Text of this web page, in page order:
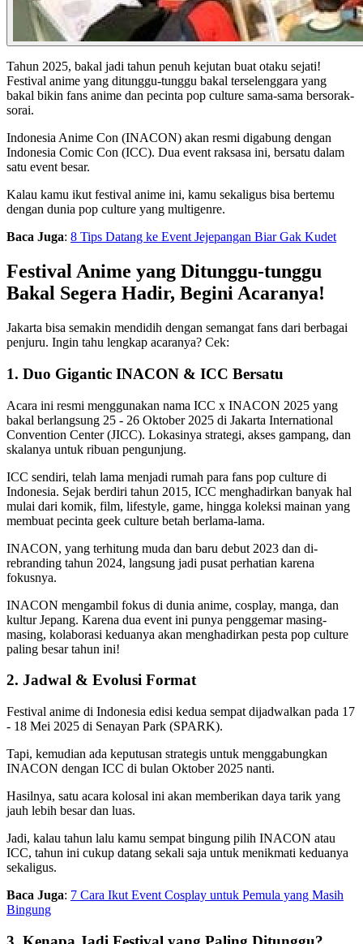
Tahun 2025, bakal jadi tahun penuh kejutan buat otaku sejati!
Festival anime yang ditunggu-tunggu bakal terselenggara yang
bakal bikin fans anime dan pecinta pop culture sama-sama bersorak-
sorai.
Indonesia Anime Con (INACON) akan resmi digabung dengan
Indonesia Comic Con (ICC). Dua event raksasa ini, bersatu dalam
satu event besar.
Kalau kamu ikut festival anime ini, kamu sekaligus bisa bertemu
dengan dunia pop culture yang multigenre.
Baca Juga: 8 Tips Datang ke Event Jejepangan Biar Gak Kudet
Festival Anime yang Ditunggu-tunggu
Bakal Segera Hadir, Begini Acaranya!
Jakarta bisa semakin mendidih dengan semangat fans dari berbagai
penjuru. Ingin tahu lengkap acaranya? Cek:
1. Duo Gigantic INACON & ICC Bersatu
Acara ini resmi menggunakan nama ICC x INACON 2025 yang
bakal berlangsung 25 - 26 Oktober 2025 di Jakarta International
Convention Center (JICC). Lokasinya strategi, akses gampang, dan
skalanya untuk ribuan pengunjung.
ICC sendiri, telah lama menjadi rumah para fans pop culture di
Indonesia. Sejak berdiri tahun 2015, ICC menghadirkan banyak hal
mulai dari komik, film, lifestyle, game, hingga koleksi mainan yang
membuat pecinta geek culture betah berlama-lama.
INACON, yang terhitung muda dan baru debut 2023 dan di-
rebranding tahun 2024, langsung jadi pusat perhatian karena
fokusnya.
INACON mengambil fokus di dunia anime, cosplay, manga, dan
kultur Jepang. Karena dua event ini punya penggemar masing-
masing, kolaborasi keduanya akan menghadirkan pesta pop culture
paling besar tahun ini!
2. Jadwal & Evolusi Format
Festival anime di Indonesia edisi kedua sempat dijadwalkan pada 17
- 18 Mei 2025 di Senayan Park (SPARK).
Tapi, kemudian ada keputusan strategis untuk menggabungkan
INACON dengan ICC di bulan Oktober 2025 nanti.
Hasilnya, satu acara kolosal ini akan memberikan daya tarik yang
jauh lebih besar dan luas.
Jadi, kalau tahun lalu kamu sempat bingung pilih INACON atau
ICC, tahun ini cukup datang sekali saja untuk menikmati keduanya
sekaligus.
Baca Juga: 7 Cara Ikut Event Cosplay untuk Pemula yang Masih
Bingung